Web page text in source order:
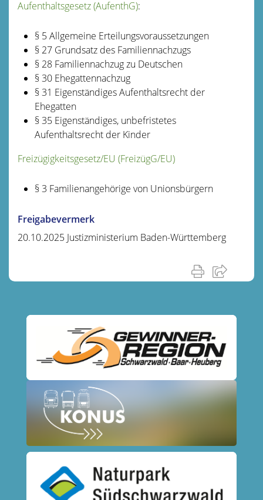
Aufenthaltsgesetz (AufenthG):
§ 5 Allgemeine Erteilungsvoraussetzungen
§ 27 Grundsatz des Familiennachzugs
§ 28 Familiennachzug zu Deutschen
§ 30 Ehegattennachzug
§ 31 Eigenständiges Aufenthaltsrecht der
Ehegatten
§ 35 Eigenständiges, unbefristetes
Aufenthaltsrecht der Kinder
Freizügigkeitsgesetz/EU (FreizügG/EU)
§ 3 Familienangehörige von Unionsbürgern
Freigabevermerk
20.10.2025 Justizministerium Baden-Württemberg